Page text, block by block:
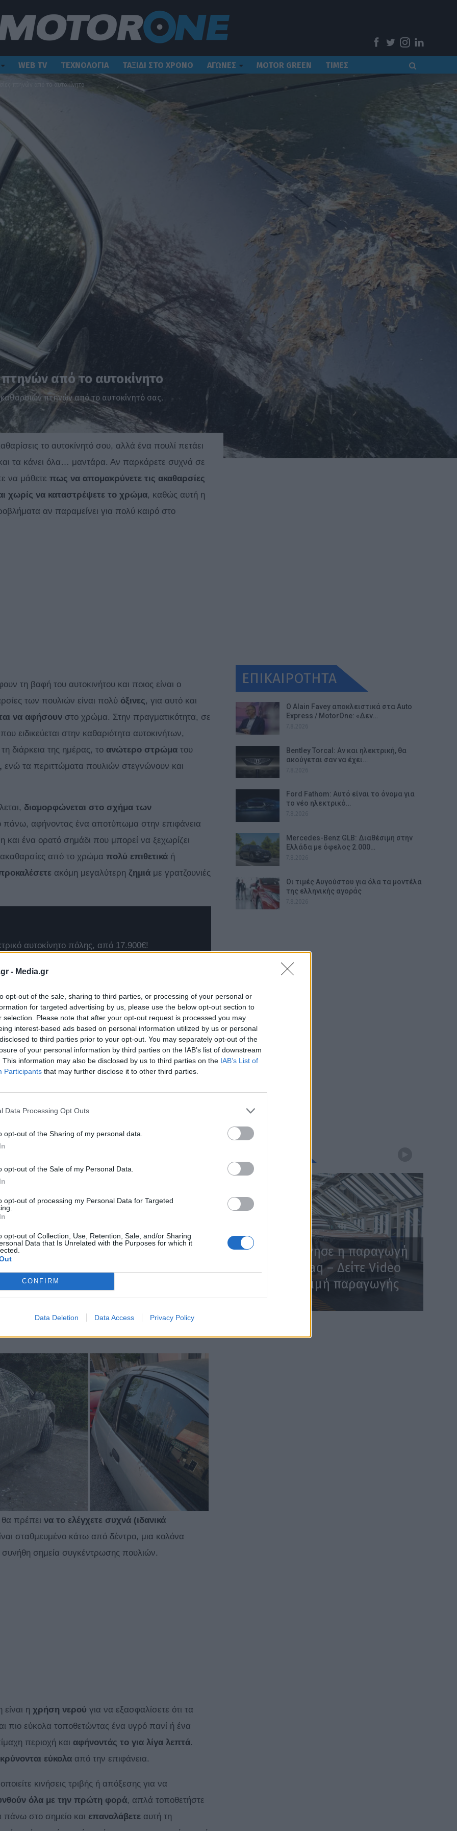
- Media.gr
opt-out of the sale, sharing to third parties, or processing of your personal or
for targeted advertising by us, please use the below opt-out section to
selection. Please note that after your opt-out request is processed you may
interest-based ads based on personal information utilized by us or personal
to third parties prior to your opt-out. You may separately opt-out of the
of your personal information by third parties on the IAB’s list of downstream
This information may also be disclosed by us to third parties on the IAB’s List of
Participants that may further disclose it to other third parties.
Data Processing Opt Outs
opt-out of the Sharing of my personal data.
opt-out of the Sale of my Personal Data.
opt-out of processing my Personal Data for Targeted
opt-out of Collection, Use, Retention, Sale, and/or Sharing
Data that Is Unrelated with the Purposes for which it
CONFIRM
Data Deletion Data Access Privacy Policy
WEB TV ΤΕΧΝΟΛΟΓΙΑ ΤΑΞΙΔΙ ΣΤΟ ΧΡΟΝΟ ΑΓΩΝΕΣ MOTOR GREEN ΤΙΜΕΣ
πτηνών από το αυτοκίνητο
από το αυτοκίνητο
πτηνών από το αυτοκίνητό σας.
το αυτοκίνητό σου, αλλά ένα πουλί πετάει
τα κάνει όλα… μαντάρα. Αν παρκάρετε συχνά σε
να μάθετε πως να απομακρύνετε τις ακαθαρσίες
χωρίς να καταστρέψετε το χρώμα, καθώς αυτή η
αν παραμείνει για πολύ καιρό στο
τη βαφή του αυτοκινήτου και ποιος είναι ο
των πουλιών είναι πολύ όξινες, για αυτό και
να αφήσουν στο χρώμα. Στην πραγματικότητα, σε
που ειδικεύεται στην καθαριότητα αυτοκινήτων,
διάρκεια της ημέρας, το ανώτερο στρώμα του
ενώ τα περιττώματα πουλιών στεγνώνουν και
διαμορφώνεται στο σχήμα των
πάνω, αφήνοντας ένα αποτύπωμα στην επιφάνεια
ένα ορατό σημάδι που μπορεί να ξεχωρίζει
ακαθαρσίες από το χρώμα πολύ επιθετικά ή
ακόμη μεγαλύτερη ζημιά με γρατζουνιές
αυτοκίνητο πόλης, από 17.900€!
στην κατηγορία του!
έρχεται να αλλάξει τα δεδομένα
Twingo E-Tech
ακαθαρσίες
αποφύγετε τις ζημιές είναι ηόσο το δυνατόν
ιδιαίτερα σημαντικό τις ηλιόλουστες και
το αυτοκίνητό σας καθημερινά, είναι φυσικά πιο
πουλιών και να τα απομακρύνετε πριν προλάβουν
θα πρέπει να το ελέγχετε συχνά (ιδανικά
σταθμευμένο κάτω από δέντρο, μια κολόνα
συνήθη σημεία συγκέντρωσης πουλιών.
η χρήση νερού για να εξασφαλίσετε ότι τα
πιο εύκολα τοποθετώντας ένα υγρό πανί ή ένα
περιοχή και αφήνοντάς το για λίγα λεπτά.
εύκολα από την επιφάνεια.
κινήσεις τριβής ή απόξεσης για να
όλα με την πρώτη φορά, απλά τοποθετήστε
πάνω στο σημείο και επαναλάβετε αυτή τη
ΕΠΙΚΑΙΡΟΤΗΤΑ
Ο Alain Favey αποκλειστικά στα Auto
Express / MotorOne: «Δεν…
Bentley Torcal: Αν και ηλεκτρική, θα
ακούγεται σαν να έχει…
Ford Fathom: Αυτό είναι το όνομα για
το νέο ηλεκτρικό…
Mercedes-Benz GLB: Διαθέσιμη στην
Ελλάδα με όφελος 2.000…
Οι τιμές Αυγούστου για όλα τα μοντέλα
της ελληνικής αγοράς
Skoda: Ξεκίνησε η παραγωγή
του νέου Peaq – Δείτε Video
από τη γραμμή παραγωγής
WEB TV